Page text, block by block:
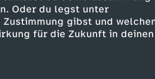
Oder du legst unter
gibst und
für die Zukunft in deinen